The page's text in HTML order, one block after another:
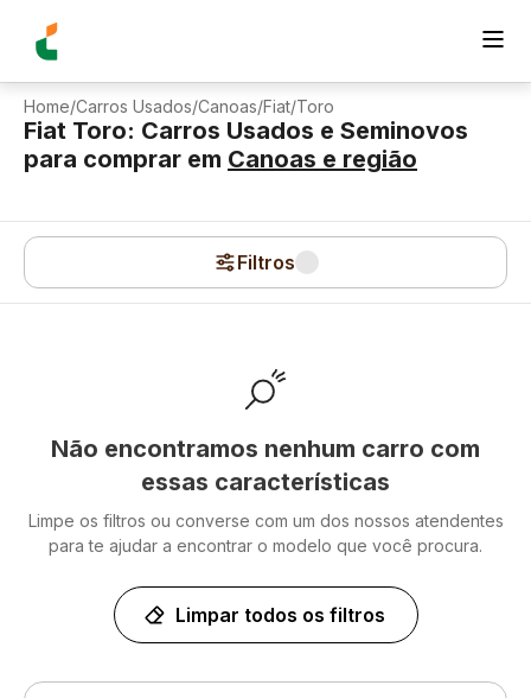
Home/Carros Usados/Canoas/Fiat/Toro
Fiat Toro: Carros Usados e Seminovos
para comprar em Canoas e região
Filtros
Não encontramos nenhum carro com
essas características
Limpe os filtros ou converse com um dos nossos atendentes
para te ajudar a encontrar o modelo que você procura.
Limpar todos os filtros